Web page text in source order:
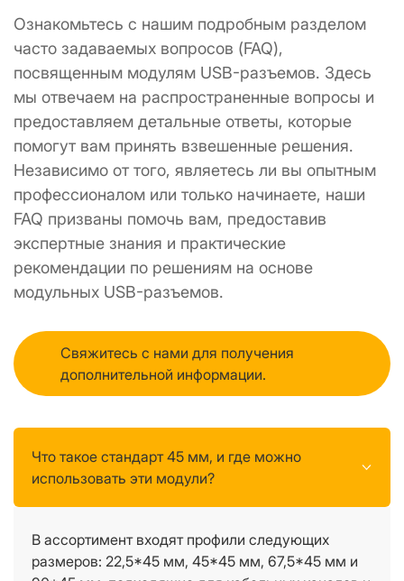
Ознакомьтесь с нашим подробным разделом
часто задаваемых вопросов (FAQ),
посвященным модулям USB-разъемов. Здесь
мы отвечаем на распространенные вопросы и
предоставляем детальные ответы, которые
помогут вам принять взвешенные решения.
Независимо от того, являетесь ли вы опытным
профессионалом или только начинаете, наши
FAQ призваны помочь вам, предоставив
экспертные знания и практические
рекомендации по решениям на основе
модульных USB-разъемов.
Свяжитесь с нами для получения
дополнительной информации.
Что такое стандарт 45 мм, и где можно
использовать эти модули?
В ассортимент входят профили следующих
размеров: 22,5*45 мм, 45*45 мм, 67,5*45 мм и